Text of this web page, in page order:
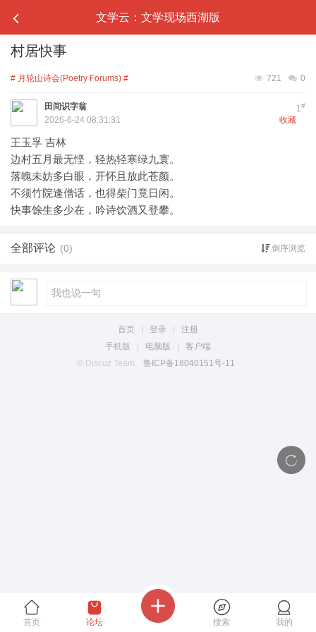
文学云：文学现场西湖版
村居快事
# 月轮山诗会(Poetry Forums) # 0
721
1#
田间识字翁
收藏
2026-6-24 08:31:31
王玉孚 吉林
边村五月最无悭，轻热轻寒绿九寰。
落魄未妨多白眼，开怀且放此苍颜。
不须竹院逢僧话，也得柴门竟日闲。
快事馀生多少在，吟诗饮酒又登攀。
全部评论 (0) 倒序浏览
首页 登录
注册
手机版
电脑版
客户端
© Discuz Team.
鲁ICP备18040151号-11
首页 论坛 搜索 我的